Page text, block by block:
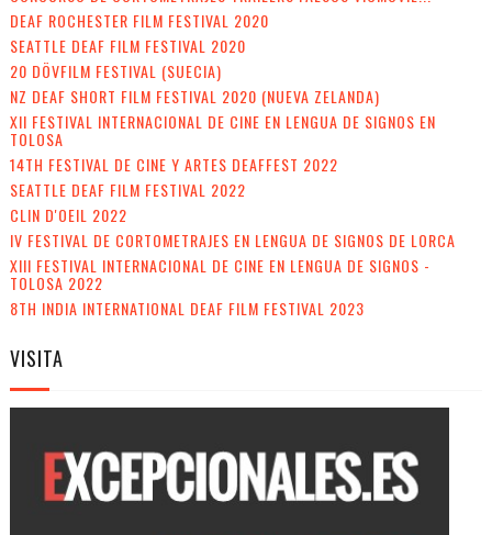
DEAF ROCHESTER FILM FESTIVAL 2020
SEATTLE DEAF FILM FESTIVAL 2020
20 DÖVFILM FESTIVAL (SUECIA)
NZ DEAF SHORT FILM FESTIVAL 2020 (NUEVA ZELANDA)
XII FESTIVAL INTERNACIONAL DE CINE EN LENGUA DE SIGNOS EN
TOLOSA
14TH FESTIVAL DE CINE Y ARTES DEAFFEST 2022
SEATTLE DEAF FILM FESTIVAL 2022
CLIN D'OEIL 2022
IV FESTIVAL DE CORTOMETRAJES EN LENGUA DE SIGNOS DE LORCA
XIII FESTIVAL INTERNACIONAL DE CINE EN LENGUA DE SIGNOS -
TOLOSA 2022
8TH INDIA INTERNATIONAL DEAF FILM FESTIVAL 2023
VISITA